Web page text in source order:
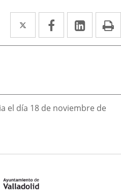
Twitter
Enlace
a
externa.
Facebook
Enlace
a
externa.
Enlace
a
el día 18 de noviembre de